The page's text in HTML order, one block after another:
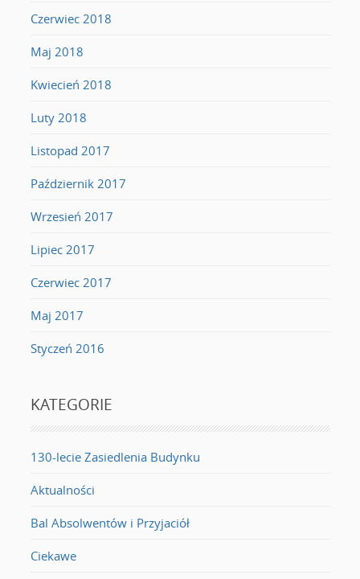
Czerwiec 2018
Maj 2018
Kwiecień 2018
Luty 2018
Listopad 2017
Październik 2017
Wrzesień 2017
Lipiec 2017
Czerwiec 2017
Maj 2017
Styczeń 2016
KATEGORIE
130-lecie Zasiedlenia Budynku
Aktualności
Bal Absolwentów i Przyjaciół
Ciekawe